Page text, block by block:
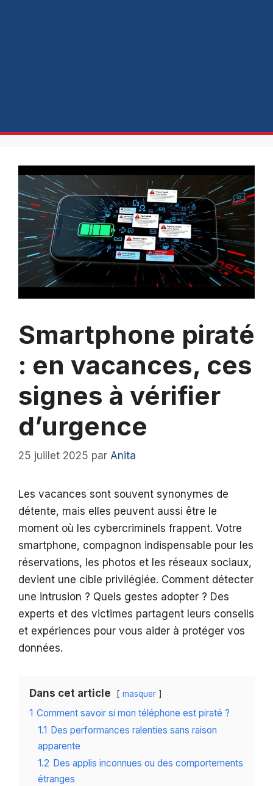
Smartphone piraté
: en vacances, ces
signes à vérifier
d’urgence
25 juillet 2025 par Anita
Les vacances sont souvent synonymes de
détente, mais elles peuvent aussi être le
moment où les cybercriminels frappent. Votre
smartphone, compagnon indispensable pour les
réservations, les photos et les réseaux sociaux,
devient une cible privilégiée. Comment détecter
une intrusion ? Quels gestes adopter ? Des
experts et des victimes partagent leurs conseils
et expériences pour vous aider à protéger vos
données.
Dans cet article masquer
1 Comment savoir si mon téléphone est piraté ?
1.1 Des performances ralenties sans raison
apparente
1.2 Des applis inconnues ou des comportements
étranges